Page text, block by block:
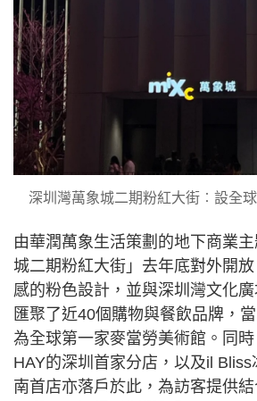
深圳灣萬象城二期粉紅大街︰設全
由華潤萬象生活策劃的地下商業
城二期粉紅大街」去年底對外開
感的粉色設計，並與深圳灣文化
匯聚了近40個購物與餐飲品牌，
為全球第一家麥當勞美術館。同
HAY的深圳首家分店，以及il
南首店亦落戶於此，為訪客提供